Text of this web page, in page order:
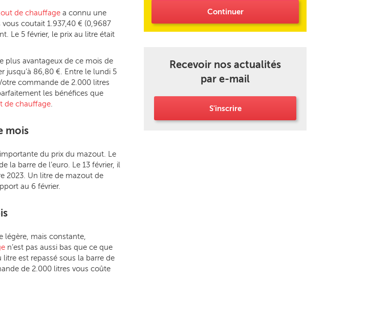
de chauffagea connu une
coutait 1.937,40 € (0,9687
Le 5 février, le prix au litre était
plus avantageux de ce mois de
jusqu’à 86,80 €. Entre le lundi 5
commande de 2.000 litres
les bénéfices que
de chauffage.
mois
du prix du mazout. Le
la barre de l’euro. Le 13 février, il
2023. Un litre de mazout de
au 6 février.
légère, mais constante,
n’est pas aussi bas que ce que
est repassé sous la barre de
de 2.000 litres vous coûte
Continuer
Recevoir nos actualités
par e-mail
S'inscrire